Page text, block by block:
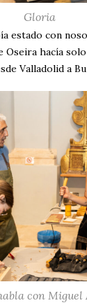
Gloria
estado con
Oseira hacía solo
Valladolid a
con Miguel